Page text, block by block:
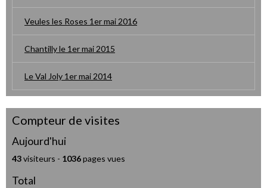
Veules les Roses 1er mai 2016
Chantilly le 1er mai 2015
Le Val Joly 1er mai 2014
Compteur de visites
Aujourd'hui
43visiteurs - 1036pages vues
Total